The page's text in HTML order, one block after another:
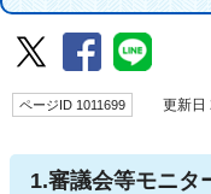
ページID 1011699 更新日
1.審議会等モニタ